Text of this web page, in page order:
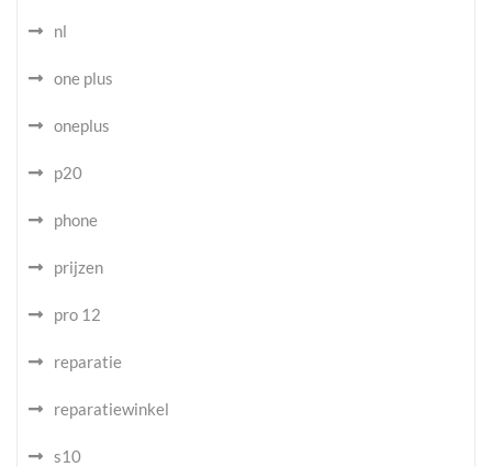
nl
one plus
oneplus
p20
phone
prijzen
pro 12
reparatie
reparatiewinkel
s10